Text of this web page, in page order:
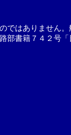
ではありません
部書籍７４２号